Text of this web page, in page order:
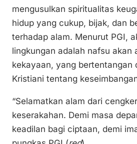
mengusulkan spiritualitas
hidup yang cukup, bijak, dan
terhadap alam. Menurut PGI,
lingkungan adalah nafsu akan
kekayaan, yang bertentangan
Kristiani tentang
“Selamatkan alam dari
keserakahan. Demi masa
keadilan bagi ciptaan, demi